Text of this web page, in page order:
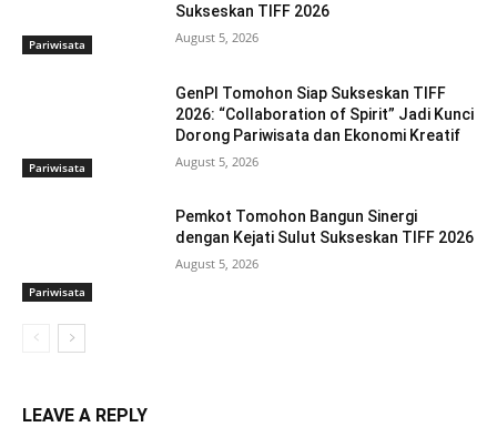
Pariwisata
Sukseskan TIFF 2026
August 5, 2026
Pariwisata
GenPI Tomohon Siap Sukseskan TIFF
2026: “Collaboration of Spirit” Jadi Kunci
Dorong Pariwisata dan Ekonomi Kreatif
August 5, 2026
Pariwisata
Pemkot Tomohon Bangun Sinergi
dengan Kejati Sulut Sukseskan TIFF 2026
August 5, 2026
LEAVE A REPLY